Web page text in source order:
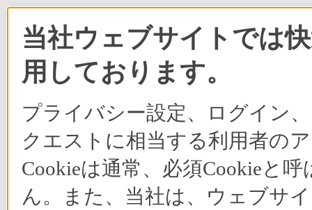
当社ウェブサイトでは
用しております。
プライバシー設定、ログイン
クエストに相当する利用者の
Cookieは通常、必須Cookieと
ん。また、当社は、ウェブサ